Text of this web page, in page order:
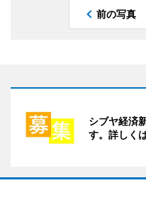
前の写真
シブヤ経済
す。詳しく